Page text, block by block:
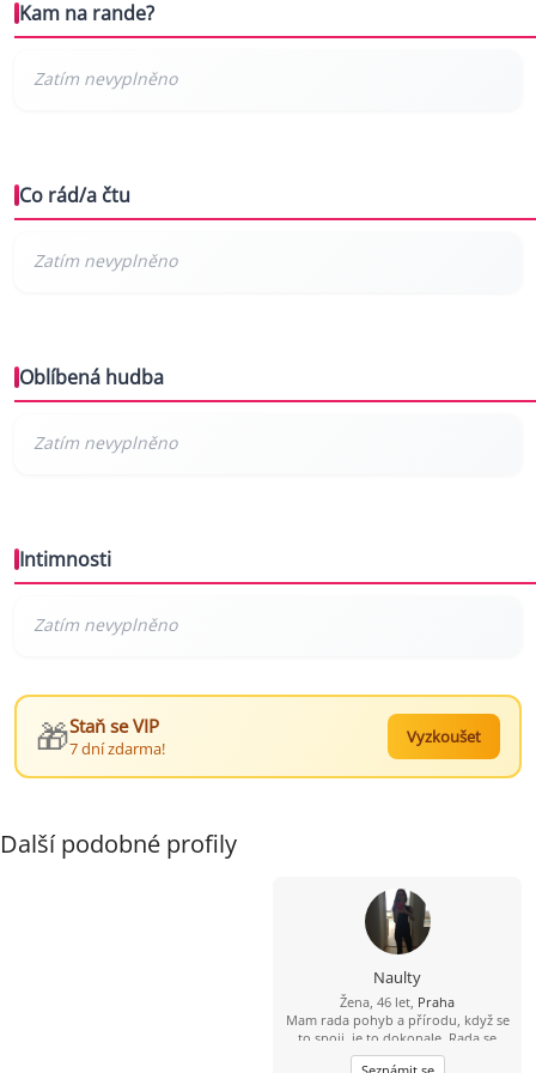
Kam na rande?
Co rád/a čtu
Oblíbená hudba
Intimnosti
🎁Staň se VIP
7 dní zdarma!
Vyzkoušet
Další podobné profily
Naulty
Žena, 46 let, Praha
Mam rada pohyb a přírodu, když se
to spoji, je to dokonale. Rada se
zabyvam různými druhy cvičení a